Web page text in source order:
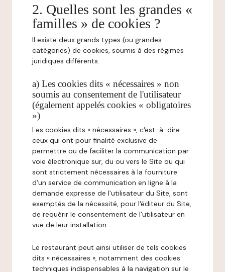
2. Quelles sont les grandes «
familles » de cookies ?
Il existe deux grands types (ou grandes
catégories) de cookies, soumis à des régimes
juridiques différents.
a) Les cookies dits « nécessaires » non
soumis au consentement de l'utilisateur
(également appelés cookies « obligatoires
»)
Les cookies dits « nécessaires », c'est-à-dire
ceux qui ont pour finalité exclusive de
permettre ou de faciliter la communication par
voie électronique sur, du ou vers le Site ou qui
sont strictement nécessaires à la fourniture
d'un service de communication en ligne à la
demande expresse de l'utilisateur du Site, sont
exemptés de la nécessité, pour l'éditeur du Site,
de requérir le consentement de l'utilisateur en
vue de leur installation.
Le restaurant peut ainsi utiliser de tels cookies
dits « nécessaires », notamment des cookies
techniques indispensables à la navigation sur le